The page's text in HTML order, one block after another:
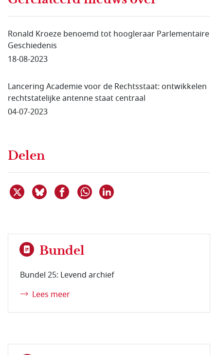
Ronald Kroeze benoemd tot hoogleraar Parlementaire
Geschiedenis
18-08-2023
Lancering Academie voor de Rechtsstaat: ontwikkelen
rechtstatelijke antenne staat centraal
04-07-2023
Delen
Deel dit item op X
Deel dit item op Bluesky
Deel dit item op Facebook
Delen via WhatsApp
Bundel
Bundel 25: Levend archief
Lees meer